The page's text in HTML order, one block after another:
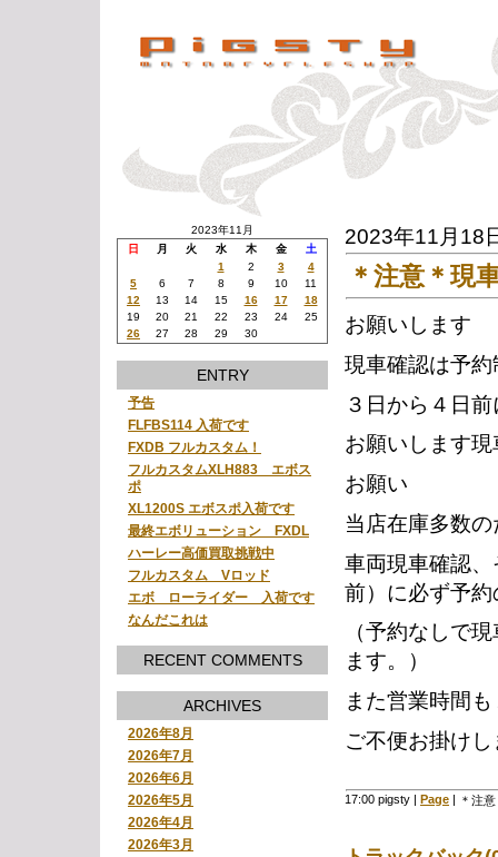
2023年11月
日
月 火 水 木 金
土
1
2 3
4
5
6 7 8 9 10
11
12
13 14 15 16 17
18
19
20 21 22 23 24
25
26
27 28 29 30
ENTRY
予告
FLFBS114 入荷です
FXDB フルカスタム！
フルカスタムXLH883 エボス
ポ
XL1200S エボスポ入荷です
最終エボリューション FXDL
ハーレー高価買取挑戦中
フルカスタム Vロッド
エボ ローライダー 入荷です
なんだこれは
RECENT COMMENTS
ARCHIVES
2026年8月
2026年7月
2026年6月
2026年5月
2026年4月
2026年3月
2023年11月18
＊注意＊現
お願いします
現車確認は予
３日から４日
お願いします
お願い
当店在庫多数
車両現車確認
前）に必ず予
（予約なしで
ます。）
また営業時間
ご不便お掛け
17:00 pigsty | Page | ＊注